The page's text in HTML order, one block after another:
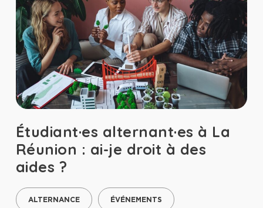
Étudiant·es alternant·es à La
Réunion : ai-je droit à des
aides ?
ALTERNANCE ÉVÉNEMENTS